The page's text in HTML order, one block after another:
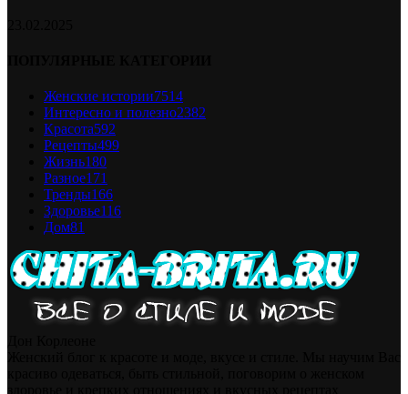
Женские истории7514
Интересно и полезно2382
Красота592
Рецепты499
Жизнь180
Разное171
Тренды166
Здоровье116
Дом81